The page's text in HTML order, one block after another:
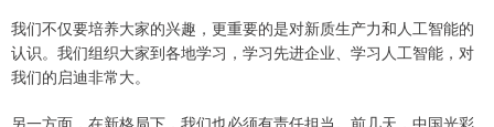
我们不仅要培养大家的兴趣，更重要的是对新质生产力和人工智能的
认识。我们组织大家到各地学习，学习先进企业、学习人工智能，对
我们的启迪非常大。
另一方面，在新格局下，我们也必须有责任担当。前几天，中国光彩